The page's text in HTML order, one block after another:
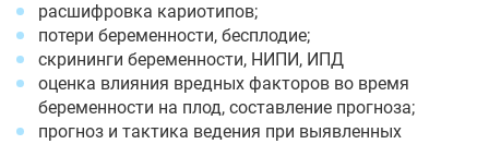
расшифровка кариотипов;
потери беременности, бесплодие;
скрининги беременности, НИПИ, ИПД
оценка влияния вредных факторов во время
беременности на плод, составление прогноза;
прогноз и тактика ведения при выявленных